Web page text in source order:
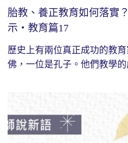
胎教、養正教育如何落實
示・教育篇17
歷史上有兩位真正成功的教
佛，一位是孔子。他們教學